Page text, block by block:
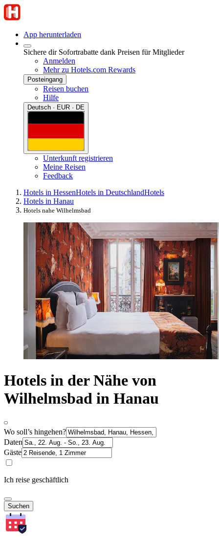
App herunterladen
Sichere dir Sofortrabatte dank Preisen für Mitglieder
Anmelden
Mehr zu Hotels.com Rewards
Posteingang
Reisen buchen
Hilfe
Deutsch · EUR · DE
Unterkunft registrieren
Meine Reisen
Feedback
Hotels in HessenHotels in DeutschlandHotels
Hotels in Hanau
Hotels nahe Wilhelmsbad
Hotels in der Nähe von
Wilhelmsbad in Hanau
Wo soll’s hingehen?
Daten
Gäste
Ich reise geschäftlich
Suchen